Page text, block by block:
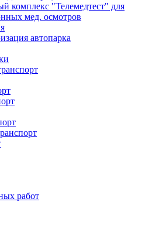
комплекс "Телемедтест" для
мед. осмотров
автопарка
работ